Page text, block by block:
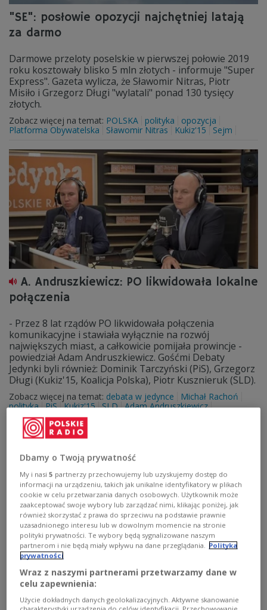
"SE": posłowie opozycji najchętniej latają
za darmo
Darmowe przeloty poselskie w pierwszej połowie 2019
roku kosztowały blisko 5 mln złotych - informuje "Super
Express". Gazeta wylicza, że Sławomir Nitras, Piotr
Misiło i Grzegorz Długi "wylatali" ponad 130 tysięcy
złotych.
Zobacz więcej na temat: POLSKA polityka
opozycja
Platforma Obywatelska
Sławomir Nitras Kukiz'15 Sejm
A. Andruszkiewicz: PO likwidowała lokalne
połączenia
- Przez 8 lat rządów PO likwidowała połączenia
komunikacyjne i stawiała wyłącznie na rozwój
największych miast, a całkowicie pomijała prowincje -
powiedział Adam Andruszkiewicz. Gośćmi Debaty
Jedynki byli również: Dominik Tarczyński (PiS), Grzegorz
Długi (Kukiz'15, Koalicja Polska), Piotr Kusznieruk (SLD).
Zobacz więcej na temat: debata w jedynce
Michał Rachoń
polityka PiS Kukiz'15 SLD Adam Andruszkiewicz
Dominik Tarczyński
Debata Jedynki. Jan Mosiński: szef PO
"zasysa" idee lewicy
Dbamy o Twoją prywatność
My i nasi5 partnerzy przechowujemy lub uzyskujemy dostęp do
informacji na urządzeniu, takich jak unikalne identyfikatory w plikach
cookie w celu przetwarzania danych osobowych. Użytkownik może
zaakceptować swoje wybory lub zarządzać nimi, klikając poniżej, jak
również skorzystać z prawa do sprzeciwu na podstawie prawnie
uzasadnionego interesu lub w dowolnym momencie na stronie
polityki prywatności. Te wybory będą sygnalizowane naszym
partnerom i nie będą miały wpływu na dane przeglądania.
Polityka
prywatności
Wraz z naszymi partnerami przetwarzamy dane w
celu zapewnienia:
Użycie dokładnych danych geolokalizacyjnych. Aktywne skanowanie